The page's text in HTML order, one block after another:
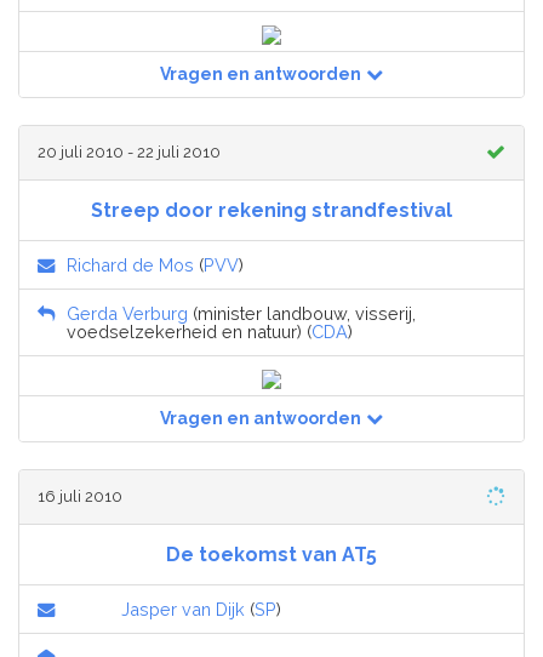
Vragen en antwoorden
20 juli 2010 - 22 juli 2010
Streep door rekening strandfestival
Richard de Mos (PVV)
Gerda Verburg (minister landbouw, visserij,
voedselzekerheid en natuur) (CDA)
Vragen en antwoorden
16 juli 2010
De toekomst van AT5
Jasper van Dijk (SP)